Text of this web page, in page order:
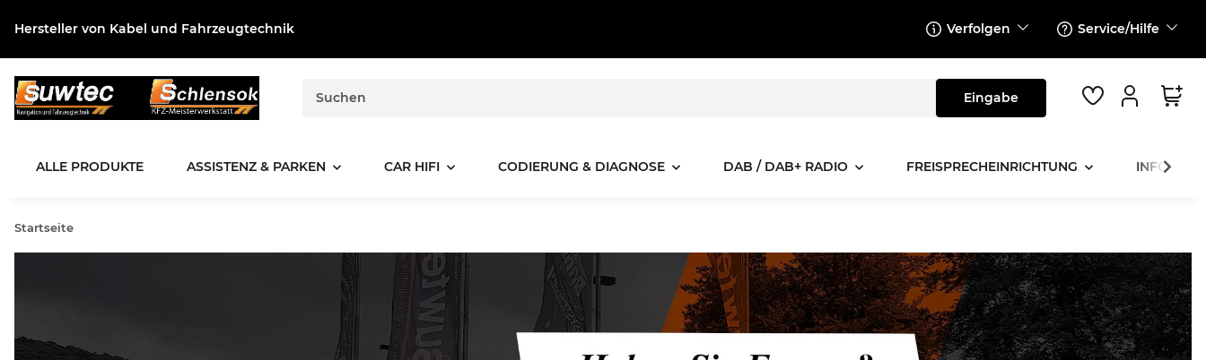
Hersteller von Kabel und Fahrzeugtechnik Verfolgen Service/Hilfe
ALLE PRODUKTE ASSISTENZ & PARKEN CAR HIFI CODIERUNG & DIAGNOSE DAB / DAB+ RADIO FREISPRECHEINRICHTUNG
Startseite